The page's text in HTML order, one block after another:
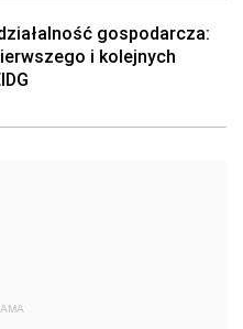
gospodarcza:
i kolejnych